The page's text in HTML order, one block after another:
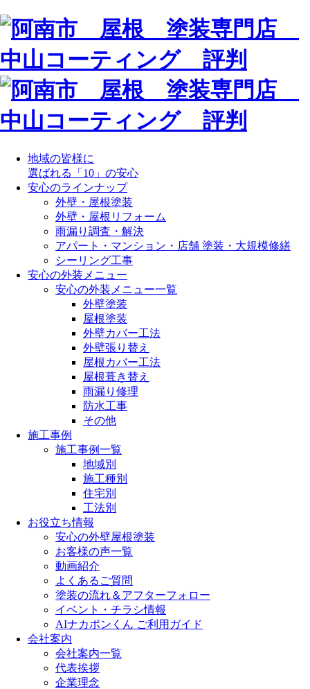
地域の皆様に
選ばれる「10」の安心
安心のラインナップ
外壁・屋根塗装
外壁・屋根リフォーム
雨漏り調査・解決
アパート・マンション・店舗 塗装・大規模修繕
シーリング工事
安心の外装メニュー
安心の外装メニュー一覧
外壁塗装
屋根塗装
外壁カバー工法
外壁張り替え
屋根カバー工法
屋根葺き替え
雨漏り修理
防水工事
その他
施工事例
施工事例一覧
地域別
施工種別
住宅別
工法別
お役立ち情報
安心の外壁屋根塗装
お客様の声一覧
動画紹介
よくあるご質問
塗装の流れ＆アフターフォロー
イベント・チラシ情報
AIナカポンくん ご利用ガイド
会社案内
会社案内一覧
代表挨拶
企業理念